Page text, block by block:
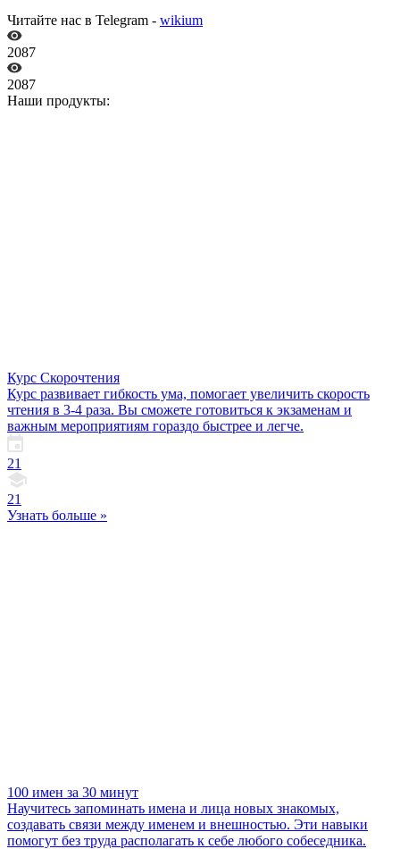
Читайте нас в Telegram - wikium
2087
2087
Наши продукты:
Курс Скорочтения
Курс развивает гибкость ума, помогает увеличить скорость
чтения в 3-4 раза. Вы сможете готовиться к экзаменам и
важным мероприятиям гораздо быстрее и легче.
21
21
Узнать больше »
100 имен за 30 минут
Научитесь запоминать имена и лица новых знакомых,
создавать связи между именем и внешностью. Эти навыки
помогут без труда располагать к себе любого собеседника.